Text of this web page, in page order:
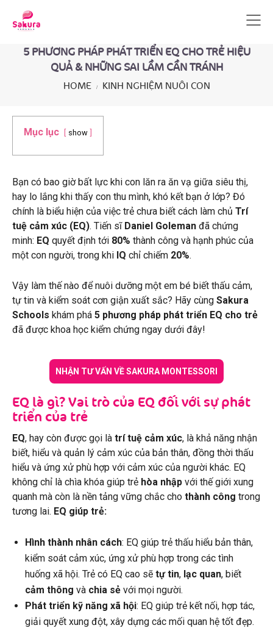
5 PHƯƠNG PHÁP PHÁT TRIỂN EQ CHO TRẺ HIỆU
QUẢ & NHỮNG SAI LẦM CẦN TRÁNH
HOME KINH NGHIỆM NUÔI CON
Mục lục show
Bạn có bao giờ bất lực khi con lăn ra ăn vạ giữa siêu thị,
hay lo lắng khi thấy con thu mình, khó kết bạn ở lớp? Đó
chính là biểu hiện của việc trẻ chưa biết cách làm chủ Trí
tuệ cảm xúc (EQ). Tiến sĩ Daniel Goleman đã chứng
minh: EQ quyết định tới 80% thành công và hạnh phúc của
một con người, trong khi IQ chỉ chiếm 20%.
Vậy làm thế nào để nuôi dưỡng một em bé biết thấu cảm,
tự tin và kiểm soát cơn giận xuất sắc? Hãy cùng Sakura
Schools khám phá 5 phương pháp phát triển EQ cho trẻ
đã được khoa học kiểm chứng ngay dưới đây!
NHẬN TƯ VẤN VỀ SAKURA MONTESSORI
EQ là gì? Vai trò của EQ đối với sự phát
triển của trẻ
EQ, hay còn được gọi là trí tuệ cảm xúc, là khả năng nhận
biết, hiểu và quản lý cảm xúc của bản thân, đồng thời thấu
hiểu và ứng xử phù hợp với cảm xúc của người khác. EQ
không chỉ là chìa khóa giúp trẻ hòa nhập với thế giới xung
quanh mà còn là nền tảng vững chắc cho thành công trong
tương lai. EQ giúp trẻ:
Hình thành nhân cách: EQ giúp trẻ thấu hiểu bản thân,
kiểm soát cảm xúc, ứng xử phù hợp trong các tình
huống xã hội. Trẻ có EQ cao sẽ tự tin, lạc quan, biết
cảm thông và chia sẻ với mọi người.
Phát triển kỹ năng xã hội: EQ giúp trẻ kết nối, hợp tác,
giải quyết xung đột, xây dựng các mối quan hệ tốt đẹp.